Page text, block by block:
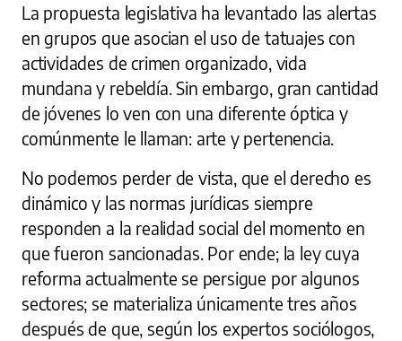
La propuesta legislativa ha levantado las alertas
en grupos que asocian el uso de tatuajes con
actividades de crimen organizado, vida
mundana y rebeldía. Sin embargo, gran cantidad
de jóvenes lo ven con una diferente óptica y
comúnmente le llaman: arte y pertenencia.
No podemos perder de vista, que el derecho es
dinámico y las normas jurídicas siempre
responden a la realidad social del momento en
que fueron sancionadas. Por ende; la ley cuya
reforma actualmente se persigue por algunos
sectores; se materializa únicamente tres años
después de que, según los expertos sociólogos,